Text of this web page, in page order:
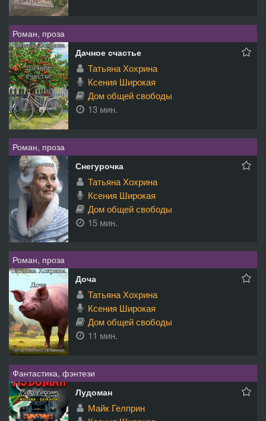
Роман, проза
Дачное счастье
Татьяна Хохрина
Ксения Широкая
Дом общей свободы
13 мин.
Роман, проза
Снегурочка
Татьяна Хохрина
Ксения Широкая
Дом общей свободы
15 мин.
Роман, проза
Доча
Татьяна Хохрина
Ксения Широкая
Дом общей свободы
11 мин.
Фантастика, фэнтези
Лудоман
Майк Гелприн